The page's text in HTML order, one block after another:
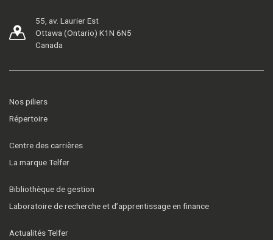
55, av. Laurier Est
Ottawa (Ontario) K1N 6N5
Canada
Nos piliers
Répertoire
Centre des carrières
La marque Telfer
Bibliothèque de gestion
Laboratoire de recherche et d’apprentissage en finance
Actualités Telfer